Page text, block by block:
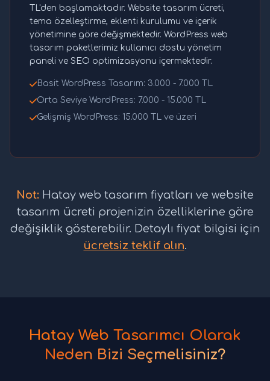
TL'den başlamaktadır. Website tasarım ücreti,
tema özelleştirme, eklenti kurulumu ve içerik
yönetimine göre değişmektedir. WordPress web
tasarım paketlerimiz kullanıcı dostu yönetim
paneli ve SEO optimizasyonu içermektedir.
Basit WordPress Tasarım: 3.000 - 7.000 TL
Orta Seviye WordPress: 7.000 - 15.000 TL
Gelişmiş WordPress: 15.000 TL ve üzeri
Not: Hatay web tasarım fiyatları ve website
tasarım ücreti projenizin özelliklerine göre
değişiklik gösterebilir. Detaylı fiyat bilgisi için
ücretsiz teklif alın.
Hatay Web Tasarımcı Olarak
Neden Bizi Seçmelisiniz?